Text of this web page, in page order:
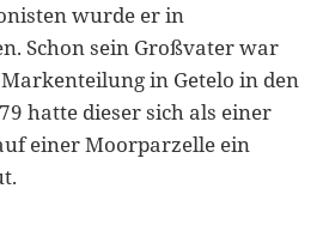
wurde er in
Schon sein Großvater war
in Getelo in den
hatte dieser sich als einer
einer Moorpar­zelle ein